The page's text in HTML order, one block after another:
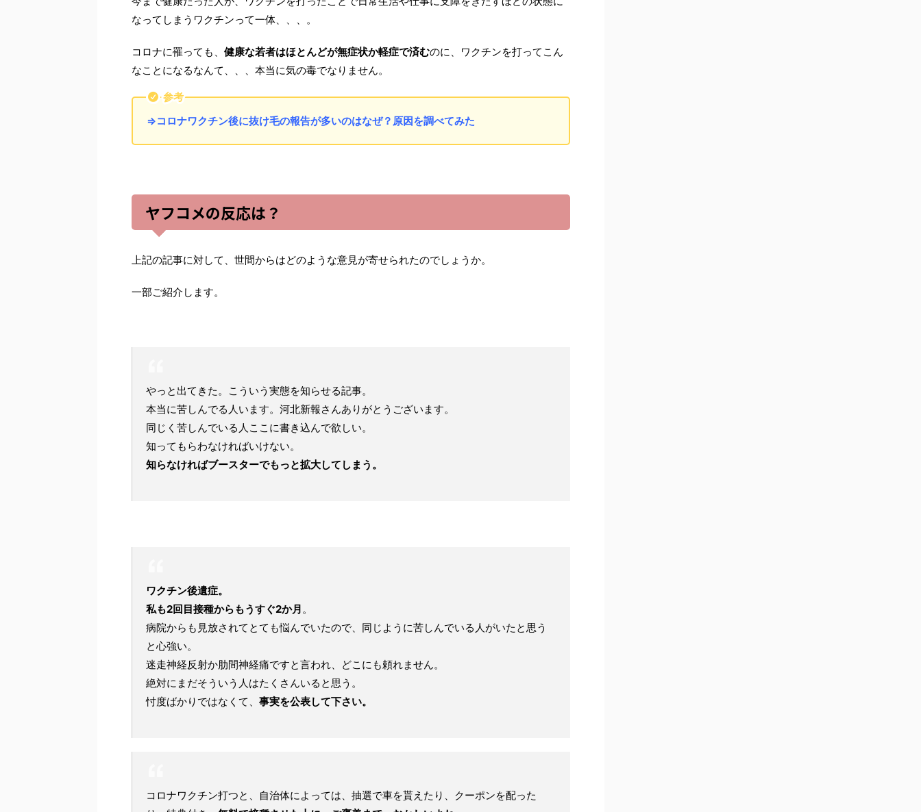
なってしまうワクチンって一体、、、。
コロナに罹っても、 健康な若者はほとんどが無症状か軽症で済むのに、ワクチンを打ってこん
なことになるなんて、、、本当に気の毒でなりません。
参考
⇒コロナワクチン後に抜け毛の報告が多いのはなぜ？原因を調べてみた
ヤフコメの反応は？
上記の記事に対して、世間からはどのような意見が寄せられたのでしょうか。
一部ご紹介します。
やっと出てきた。こういう実態を知らせる記事。
本当に苦しんでる人います。河北新報さんありがとうございます。
同じく苦しんでいる人ここに書き込んで欲しい。
知ってもらわなければいけない。
知らなければブースターでもっと拡大してしまう。
ワクチン後遺症。
私も2回目接種からもうすぐ2か月 。
病院からも見放されてとても悩んでいたので、同じように苦しんでいる人がいたと思う
と心強い。
迷走神経反射か肋間神経痛ですと言われ、どこにも頼れません。
絶対にまだそういう人はたくさんいると思う。
忖度ばかりではなくて、 事実を公表して下さい。
コロナワクチン打つと、自治体によっては、抽選で車を貰えたり、クーポンを配った